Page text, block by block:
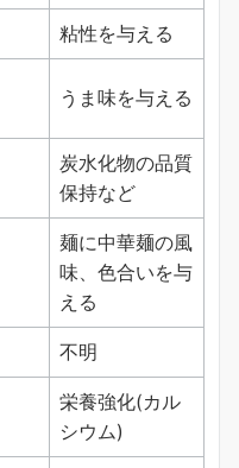
粘性を与える
うま味を与える
炭水化物の品質
保持など
麺に中華麺の風
味、色合いを与
える
不明
栄養強化(カル
シウム)